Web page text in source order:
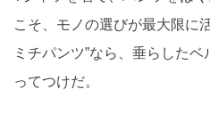
こそ、モノの選びが最大限に
ミチパンツ”なら、垂らした
ってつけだ。